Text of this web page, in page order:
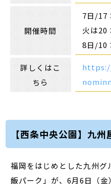
開催時間
7日/17
火は20
8日/10
詳しくはこ
ちら
【西条中央公園】九
福岡をはじめとした九州
飯パーク」が、6月6日（